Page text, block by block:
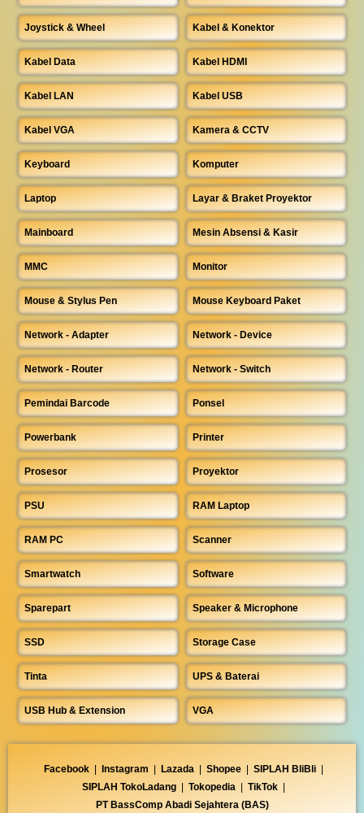
Joystick & Wheel Kabel & Konektor
Kabel Data Kabel HDMI
Kabel LAN Kabel USB
Kabel VGA Kamera & CCTV
Keyboard Komputer
Laptop Layar & Braket Proyektor
Mainboard Mesin Absensi & Kasir
MMC Monitor
Mouse & Stylus Pen Mouse Keyboard Paket
Network - Adapter Network - Device
Network - Router Network - Switch
Pemindai Barcode Ponsel
Powerbank Printer
Prosesor Proyektor
PSU RAM Laptop
RAM PC Scanner
Smartwatch Software
Sparepart Speaker & Microphone
SSD Storage Case
Tinta UPS & Baterai
USB Hub & Extension VGA
Facebook | Instagram | Lazada | Shopee | SIPLAH BliBli |
SIPLAH TokoLadang | Tokopedia | TikTok |
PT BassComp Abadi Sejahtera (BAS)